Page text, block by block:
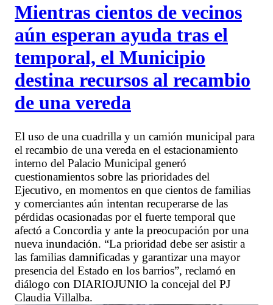
Mientras cientos de vecinos
aún esperan ayuda tras el
temporal, el Municipio
destina recursos al recambio
de una vereda
El uso de una cuadrilla y un camión municipal para
el recambio de una vereda en el estacionamiento
interno del Palacio Municipal generó
cuestionamientos sobre las prioridades del
Ejecutivo, en momentos en que cientos de familias
y comerciantes aún intentan recuperarse de las
pérdidas ocasionadas por el fuerte temporal que
afectó a Concordia y ante la preocupación por una
nueva inundación. “La prioridad debe ser asistir a
las familias damnificadas y garantizar una mayor
presencia del Estado en los barrios”, reclamó en
diálogo con DIARIOJUNIO la concejal del PJ
Claudia Villalba.